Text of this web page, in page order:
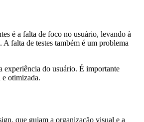
é a falta de foco no usuário, levando à
falta de testes também é um problema
experiência do usuário. É importante
e otimizada.
que guiam a organização visual e a